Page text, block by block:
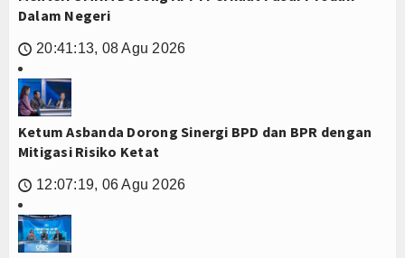
Dalam Negeri
🕔 20:41:13, 08 Agu 2026
Ketum Asbanda Dorong Sinergi BPD dan BPR dengan
Mitigasi Risiko Ketat
🕔 12:07:19, 06 Agu 2026